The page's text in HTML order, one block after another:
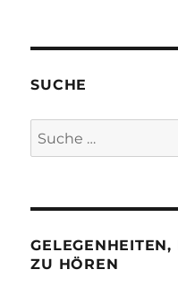
SUCHE
Suche
nach:
ZU HÖREN